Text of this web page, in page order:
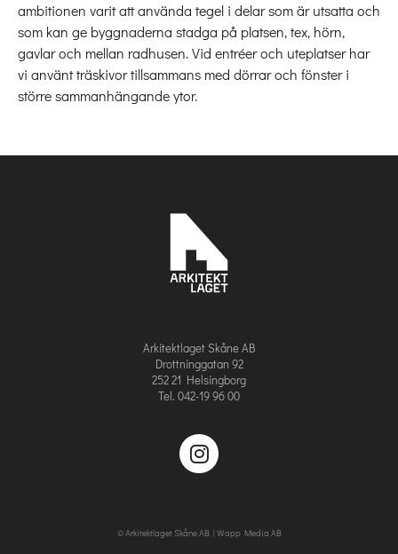
ambitionen varit att använda tegel i delar som är utsatta och
som kan ge byggnaderna stadga på platsen, tex, hörn,
gavlar och mellan radhusen. Vid entréer och uteplatser har
vi använt träskivor tillsammans med dörrar och fönster i
större sammanhängande ytor.
Arkitektlaget Skåne AB
Drottninggatan 92
252 21 Helsingborg
Tel. 042-19 96 00
© Arkitektlaget Skåne AB | Wapp Media AB